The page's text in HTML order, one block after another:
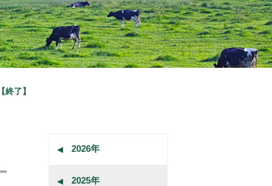
了】
2026年
2025年